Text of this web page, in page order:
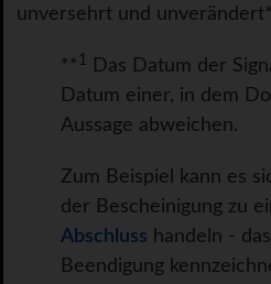
unversehrt und
** 1
Das Datum der
Datum einer, in dem
Aussage abweichen.
Zum Beispiel kann es
der Bescheinigung zu
Abschluss handeln -
Beendigung